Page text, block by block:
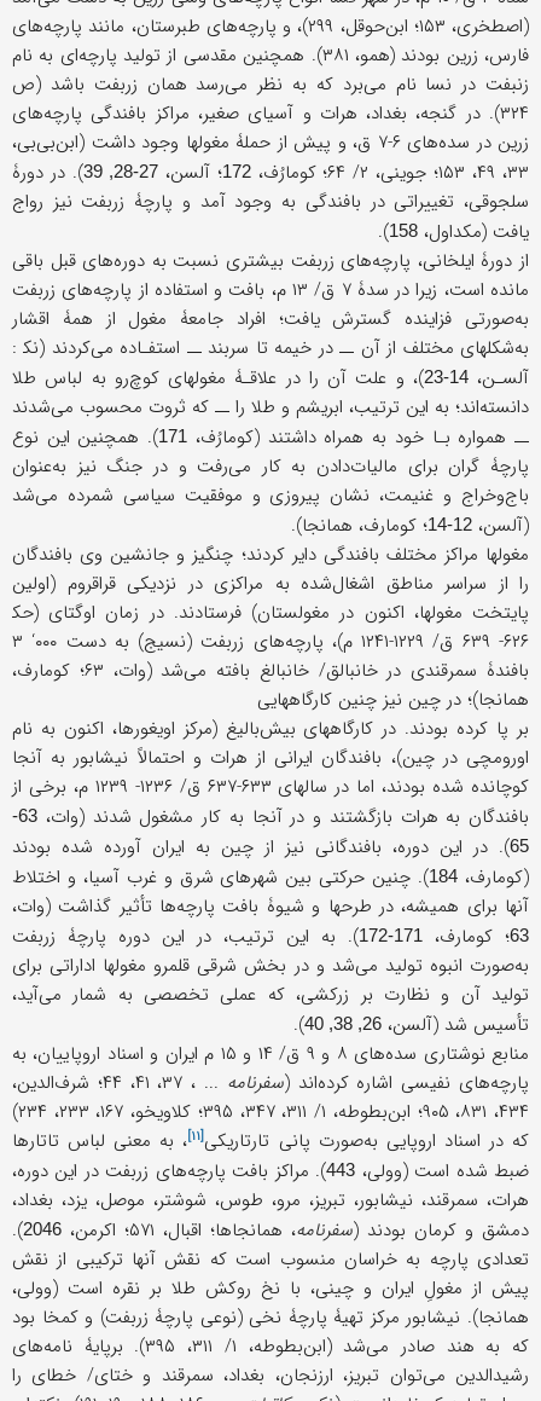
(اصطخری، ۱۵۳؛ ابن‌حوقل، ۲۹۹)، و پارچه‌های طبرستان، مانند پارچه‌های
فارس، زرین بودند (همو، ۳۸۱). همچنین مقدسی از تولید پارچه‌ای به نام
زنبفت در نسا نام می‌برد که به نظر می‌رسد همان زربفت باشد (ص
۳۲۴). در گنجه، بغداد، هرات و آسیای صغیر، مراکز بافندگی پارچه‌های
زرین در سده‌های ۶-۷ ق، و پیش از حملۀ مغولها وجود داشت (ابن‌بی‌بی،
۳۳، ۴۹، ۱۵۳؛ جوینی، ۲/ ۶۴؛ کومارُف،
172؛ آلسن،27-28, 39
). در دورۀ
سلجوقی، تغییراتی در بافندگی به وجود آمد و پارچۀ زربفت نیز رواج
یافت (مکداول، 158
).
از دورۀ ایلخانی، پارچه‌های زربفت بیشتری نسبت به دوره‌های قبل باقی
مانده است، زیرا در سدۀ ۷ ق/ ۱۳ م، بافت و استفاده از پارچه‌های زربفت
به‌صورتی فزاینده گسترش یافت؛ افراد جامعۀ مغول از همۀ اقشار
به‌شکلهای مختلف از آن ــ در خیمه تا سربند ــ استفـاده می‌کردند (نک‍ :
آلسـن،14-23
)، و علت آن را در علاقـۀ مغولهای کوچ‌رو به لباس طلا
دانسته‌اند؛ به این ترتیب، ابریشم و طلا را ــ که ثروت محسوب می‌شدند
ــ همواره بـا خود به همراه داشتند (کومارُف، 171). همچنین این نوع
پارچۀ گران برای مالیات‌دادن به کار می‌رفت و در جنگ نیز به‌عنوان
باج‌وخراج و غنیمت، نشان پیروزی و موفقیت سیاسی شمرده می‌‌شد
(آلسن، 12-14
؛ کومارف، همانجا).
مغولها مراکز مختلف بافندگی دایر کردند؛ چنگیز و جانشین وی بافندگان
را از سراسر مناطق اشغال‌شده به مراکزی در نزدیکی قراقروم (اولین
پایتخت مغولها، اکنون در مغولستان) فرستادند. در زمان اوگتای (حک‍
۶۲۶- ۶۳۹ ق/ ۱۲۲۹-۱۲۴۱ م)، پارچه‌های زربفت (نسیج) به دست ۰۰۰‘ ۳
بافندۀ سمرقندی در خانبالق/ خانبالغ بافته می‌شد (وات، ۶۳؛ کومارف،
همانجا)؛ در چین نیز چنین کارگاههایی
بر پا کرده بودند. در کارگاههای بیش‌بالیغ (مرکز اویغورها، اکنون به نام
اورومچی در چین)، بافندگان ایرانی از هرات و احتمالاً نیشابور به آنجا
کوچانده شده بودند، اما در سالهای ۶۳۳-۶۳۷ ق/ ۱۲۳۶- ۱۲۳۹ م، برخی از
بافندگان به هرات بازگشتند و در آنجا به کار مشغول شدند (وات،
63-
65). در این دوره، بافندگانی نیز از چین به ایران آورده شده بودند
(کومارف، 184). چنین حرکتی بین شهرهای شرق و غرب آسیا، و اختلاط
آنها برای همیشه، در طرحها و شیوۀ بافت پارچه‌ها تأثیر گذاشت (وات،
63؛ کومارف، 171-172
). به این ترتیب، در این دوره پارچۀ زربفت
به‌صورت انبوه تولید می‌شد و در بخش شرقی قلمرو مغولها اداراتی برای
تولید آن و نظارت بر زرکشی، که عملی تخصصی به شمار می‌آید،
تأسیس شد (آلسن، 26, 38, 40
).
منابع نوشتاری سده‌های ۸ و ۹ ق/ ۱۴ و ۱۵ م ایران و اسناد اروپاییان، به
پارچه‌های نفیسی اشاره کرده‌اند (سفرنامه
... ، ۳۷، ۴۱، ۴۴؛ شرف‌الدین،
۴۳۴، ۸۳۱، ۹۰۵؛ ابن‌بطوطه، ۱/ ۳۱۱، ۳۴۷، ۳۹۵؛ کلاویخو، ۱۶۷، ۲۳۳، ۲۳۴)
که در اسناد اروپایی به‌صورت پانی تارتاریکی[۱۱]
، به معنی لباس تاتارها
ضبط شده است (وولی، 443). مراکز بافت پارچه‌های زربفت در این دوره،
هرات، سمرقند، نیشابور، تبریز، مرو، طوس، شوشتر، موصل، یزد، بغداد،
دمشق و کرمان بودند (سفرنامه، همانجاها؛ اقبال، ۵۷۱؛ اکرمن، 2046
).
تعدادی پارچه به خراسان منسوب است که نقش آنها ترکیبی از نقش
پیش از مغولِ ایران و چینی، با نخ روکش طلا بر نقره است (وولی،
همانجا). نیشابور مرکز تهیۀ پارچۀ نخی (نوعی پارچۀ زربفت) و کمخا بود
که به هند صادر می‌شد (ابن‌بطوطه، ۱/ ۳۱۱، ۳۹۵). برپایۀ نامه‌های
رشیدالدین می‌توان تبریز، ارزنجان، بغداد، سمرقند و ختای/ خطای را